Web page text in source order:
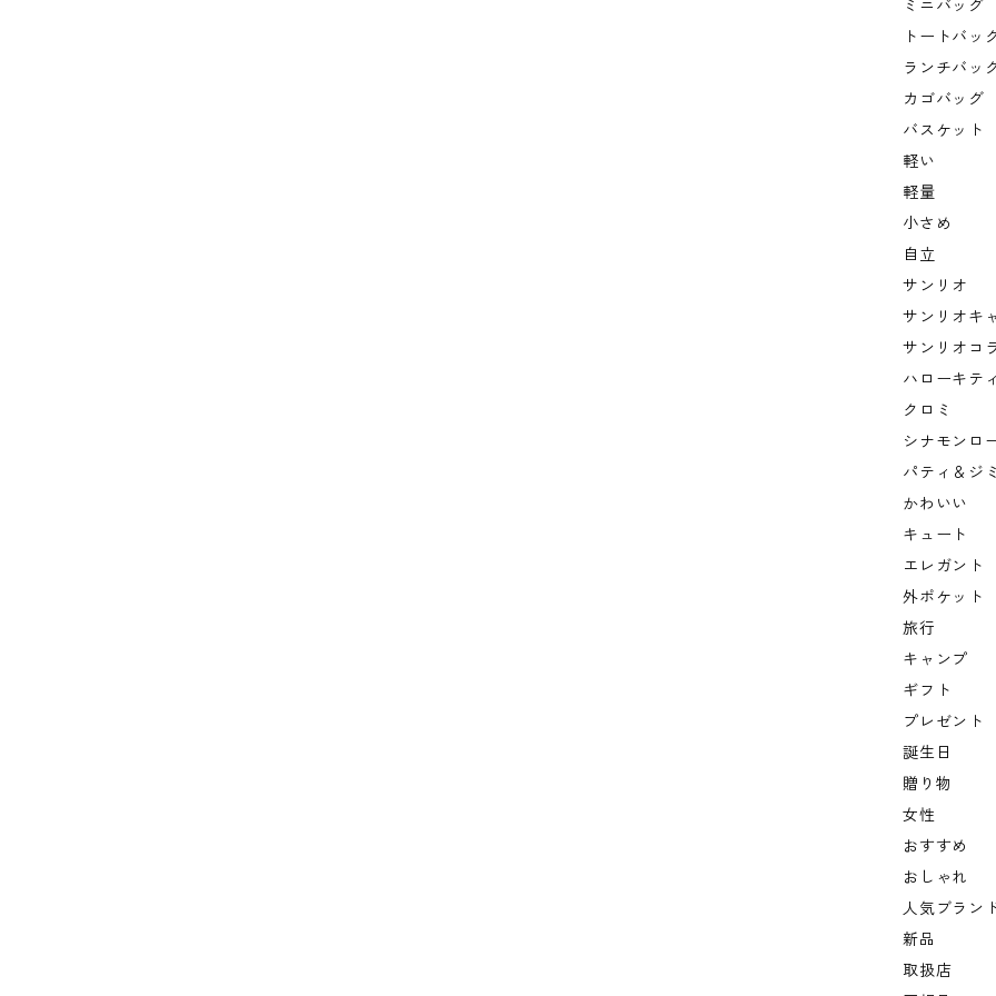
ミニバッグ
トートバッ
ランチバッ
カゴバッグ
バスケット
軽い
軽量
小さめ
自立
サンリオ
サンリオキ
サンリオコ
ハローキティ
クロミ
シナモンロ
パティ＆ジ
かわいい
キュート
エレガント
外ポケット
旅行
キャンプ
ギフト
プレゼント
誕生日
贈り物
女性
おすすめ
おしゃれ
人気ブラン
新品
取扱店